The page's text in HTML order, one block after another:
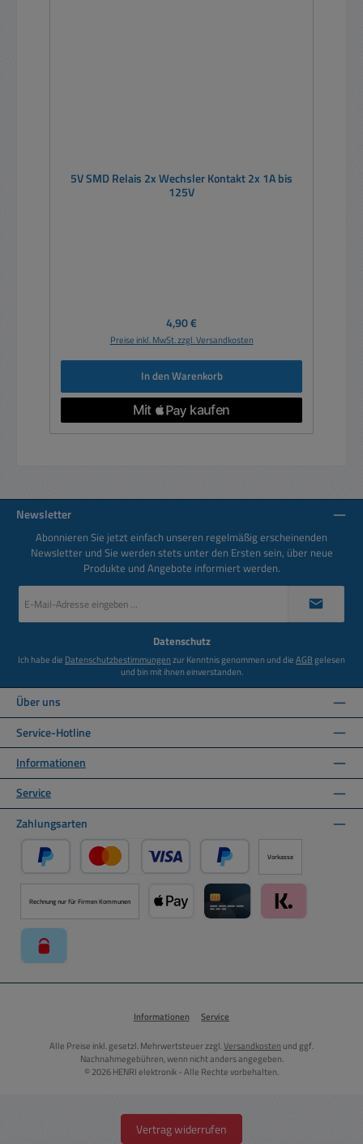
5V SMD Relais 2x Wechsler Kontakt 2x 1A bis
125V
Regulärer Preis:
4,90 €
Preise inkl. MwSt. zzgl. Versandkosten
In den Warenkorb
Newsletter
Abonnieren Sie jetzt einfach unseren regelmäßig erscheinenden
Newsletter und Sie werden stets unter den Ersten sein, über neue
Produkte und Angebote informiert werden.
Mail-
Datenschutz
Ich habe die Datenschutzbestimmungenzur Kenntnis genommen und dieAGBgelesen
und bin mit ihnen einverstanden.
Über uns
Service-Hotline
Informationen
Service
Zahlungsarten
PayPal Kredit- oder Debitkarte über PayPal
Später Bezahlen über PayPal
Vorkasse
Rechnung nur für Firmen Kommunen
Informationen Service
Alle Preise inkl. gesetzl. Mehrwertsteuer zzgl.Versandkosten und ggf.
Nachnahmegebühren, wenn nicht anders angegeben.
© 2026 HENRI elektronik - Alle Rechte vorbehalten.
Vertrag widerrufen